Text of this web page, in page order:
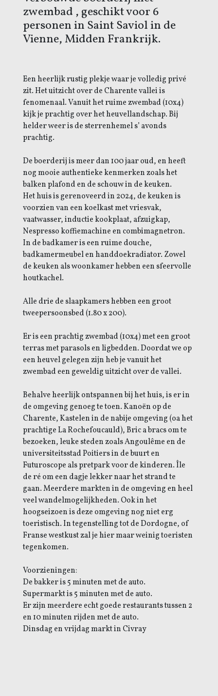
zwembad , geschikt voor 6
personen in Saint Saviol in de
Vienne, Midden Frankrijk.
Een heerlijk rustig plekje waar je volledig privé
zit. Het uitzicht over de Charente vallei is
fenomenaal. Vanuit het ruime zwembad (10x4)
kijk je prachtig over het heuvellandschap.Bij
helder weer is de sterrenhemel s’ avonds
prachtig.
De boerderij is meer dan 100 jaar oud, en heeft
nog mooie authentieke kenmerken zoals het
balken plafond en de schouw in de keuken.
Het huis is gerenoveerd in 2024, de keuken is
voorzien van een koelkast met vriesvak,
vaatwasser, inductie kookplaat, afzuigkap,
Nespresso koffiemachine en combimagnetron.
In de badkamer is een ruime douche,
badkamermeubel en handdoekradiator. Zowel
de keuken als woonkamer hebben een sfeervolle
houtkachel.
Alle drie de slaapkamers hebben een groot
tweepersoonsbed (1.80 x 200).
Er is een prachtig zwembad (10x4) met een groot
terras met parasols en ligbedden. Doordat we op
een heuvel gelegen zijn heb je vanuit het
zwembad een geweldig uitzicht over de vallei.
Behalve heerlijk ontspannen bij het huis, is er in
de omgeving genoeg te toen.Kanoën op de
Charente,Kastelen in de nabije omgeving (oa het
prachtige La Rochefoucauld),Bric a bracs om te
bezoeken, leuke steden zoals Angoulême en de
universiteitsstad Poitiers in de buurt en
Futuroscope als pretpark voor de kinderen.Île
de ré om een dagje lekker naar het strand te
gaan.Meerdere markten in de omgeving en heel
veel wandelmogelijkheden. Ook in het
hoogseizoen is deze omgeving nog niet erg
toeristisch. In tegenstelling tot de Dordogne, of
Franse westkust zal je hier maar weinig toeristen
tegenkomen.
Voorzieningen:
De bakker is 5 minuten met de auto.
Supermarkt is 5 minuten met de auto.
Er zijn meerdere echt goede restaurants tussen 2
en 10 minuten rijden met de auto.
Dinsdag en vrijdag markt in Civray